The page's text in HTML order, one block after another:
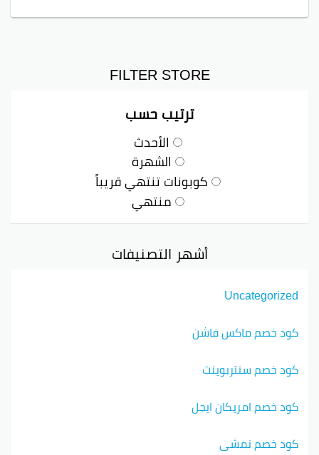
FILTER STORE
ترتيب حسب
الأحدث
الشهرة
كوبونات تنتهي قريباً
منتهي
أشهر التصنيفات
Uncategorized
كود خصم ماكس فاشن
كود خصم سنتربوينت
كود خصم امريكان ايجل
كود خصم نمشي